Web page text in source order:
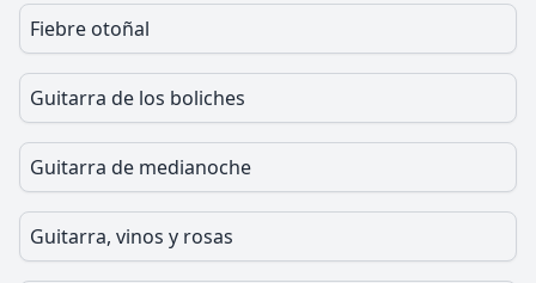
Fiebre otoñal
Guitarra de los boliches
Guitarra de medianoche
Guitarra, vinos y rosas